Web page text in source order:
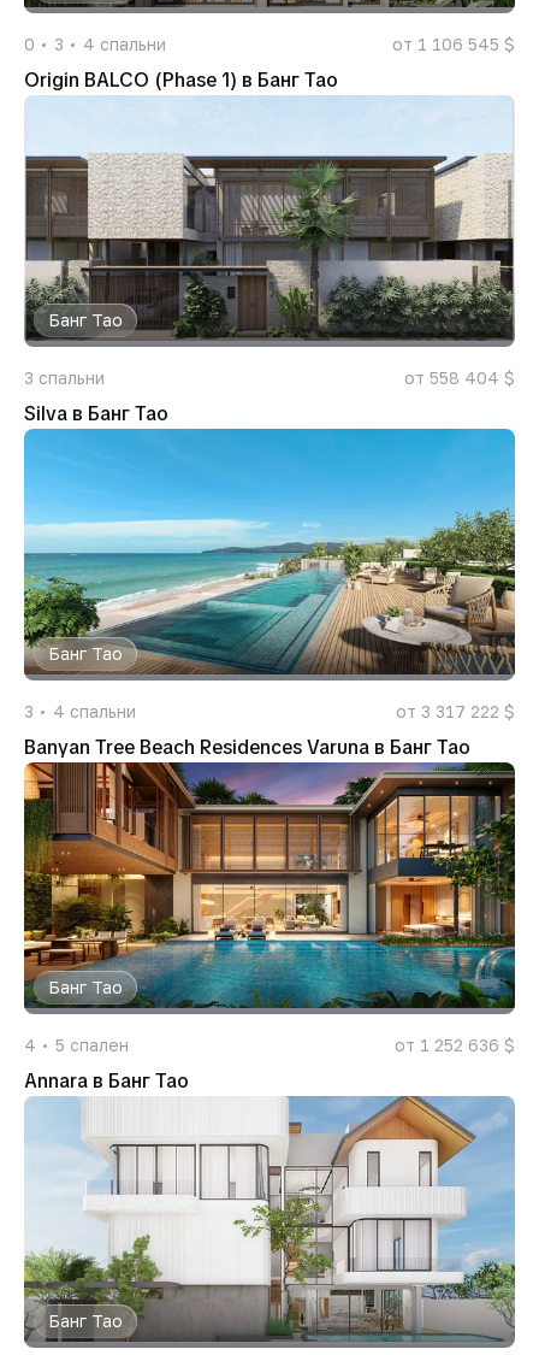
0 3 4 спальни от 1 106 545 $
Origin BALCO (Phase 1) в Банг Тао
Банг Тао
3 спальни от 558 404 $
Silva в Банг Тао
Банг Тао
3 4 спальни от 3 317 222 $
Banyan Tree Beach Residences Varuna в Банг Тао
Банг Тао
4 5 спален от 1 252 636 $
Annara в Банг Тао
Банг Тао